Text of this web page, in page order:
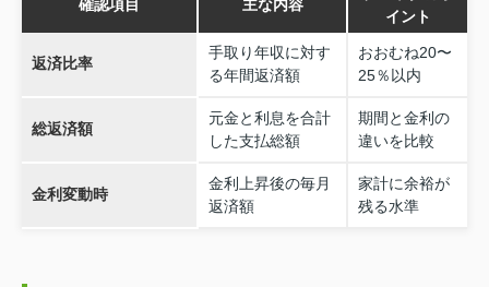
確認項目 主な内容
イント
返済比率
手取り年収に対す
る年間返済額
おおむね20〜
25％以内
総返済額
元金と利息を合計
した支払総額
期間と金利の
違いを比較
金利変動時
金利上昇後の毎月
返済額
家計に余裕が
残る水準